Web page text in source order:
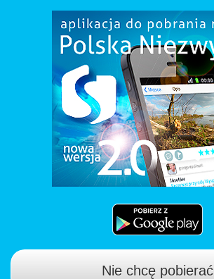
Nie chcę pobierać